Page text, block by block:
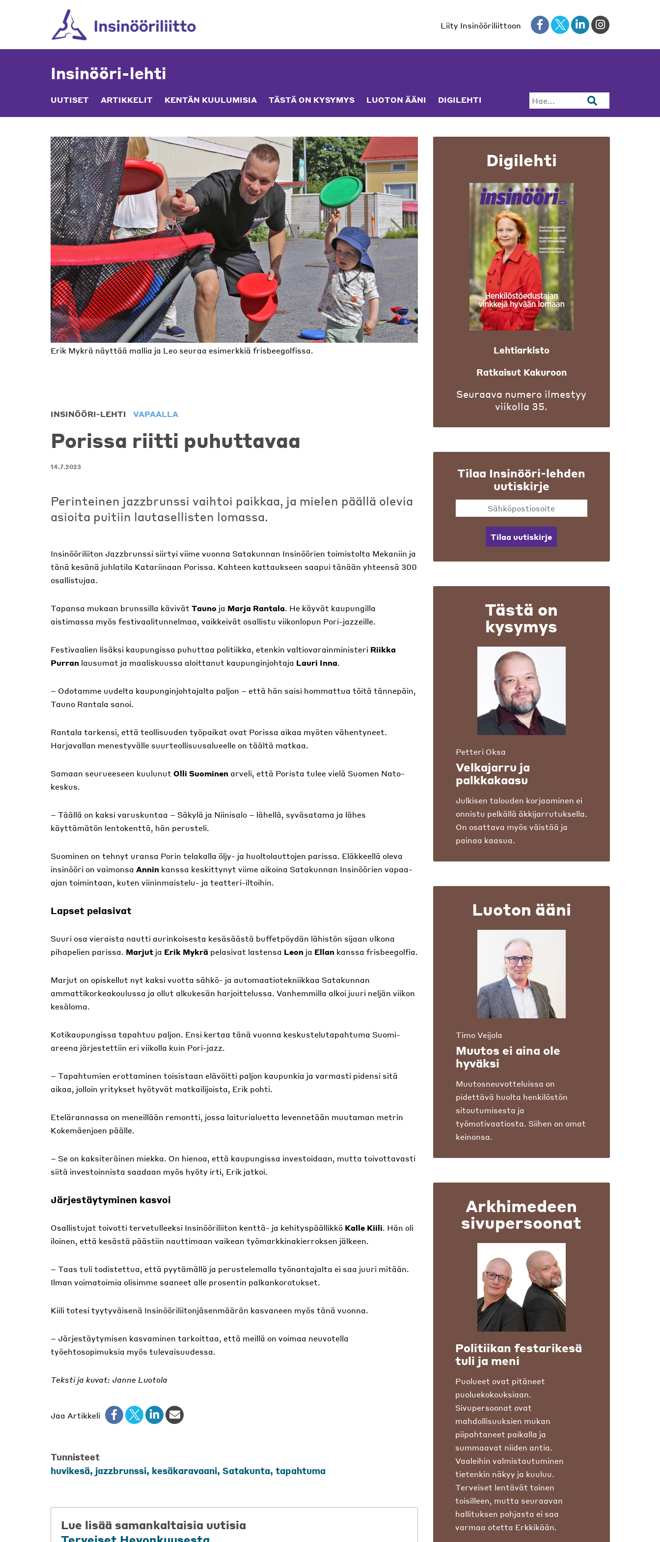
Liity Insinööriliittoon
Insinööri-lehti
UUTISET ARTIKKELIT KENTÄN KUULUMISIA TÄSTÄ ON KYSYMYS LUOTON ÄÄNI DIGILEHTI Hae...
Erik Mykrä näyttää mallia ja Leo seuraa esimerkkiä frisbeegolfissa.
Marja ja Tauno Rantala ovat kokeneita jazzbrunssaajia.
Olli ja Anni Suominen nauttivat Porin tapahtumahumusta.
Kalle Kiili kiitteli järjestäytymisasteen kasvusta.
INSINÖÖRI-LEHTI VAPAALLA
Porissa riitti puhuttavaa
14.7.2023
Perinteinen jazzbrunssi vaihtoi paikkaa, ja mielen päällä olevia
asioita puitiin lautasellisten lomassa.
Insinööriliiton Jazzbrunssi siirtyi viime vuonna Satakunnan Insinöörien toimistolta Mekaniin ja
tänä kesänä juhlatila Katariinaan Porissa. Kahteen kattaukseen saapui tänään yhteensä 300
osallistujaa.
Tapansa mukaan brunssilla kävivät Tauno ja Marja Rantala. He käyvät kaupungilla
aistimassa myös festivaalitunnelmaa, vaikkeivät osallistu viikonlopun Pori-jazzeille.
Festivaalien lisäksi kaupungissa puhuttaa politiikka, etenkin valtiovarainministeri Riikka
Purran lausumat ja maaliskuussa aloittanut kaupunginjohtaja Lauri Inna.
– Odotamme uudelta kaupunginjohtajalta paljon – että hän saisi hommattua töitä tännepäin,
Tauno Rantala sanoi.
Rantala tarkensi, että teollisuuden työpaikat ovat Porissa aikaa myöten vähentyneet.
Harjavallan menestyvälle suurteollisuusalueelle on täältä matkaa.
Samaan seurueeseen kuulunut Olli Suominen arveli, että Porista tulee vielä Suomen Nato-
keskus.
– Täällä on kaksi varuskuntaa – Säkylä ja Niinisalo – lähellä, syväsatama ja lähes
käyttämätön lentokenttä, hän perusteli.
Suominen on tehnyt uransa Porin telakalla öljy- ja huoltolauttojen parissa. Eläkkeellä oleva
insinööri on vaimonsa Annin kanssa keskittynyt viime aikoina Satakunnan Insinöörien vapaa-
ajan toimintaan, kuten viininmaistelu- ja teatteri-iltoihin.
Lapset pelasivat
Suuri osa vieraista nautti aurinkoisesta kesäsäästä buffetpöydän lähistön sijaan ulkona
pihapelien parissa. Marjut ja Erik Mykrä pelasivat lastensa Leon ja Ellan kanssa frisbeegolfia.
Marjut on opiskellut nyt kaksi vuotta sähkö- ja automaatiotekniikkaa Satakunnan
ammattikorkeakoulussa ja ollut alkukesän harjoittelussa. Vanhemmilla alkoi juuri neljän viikon
kesäloma.
Kotikaupungissa tapahtuu paljon. Ensi kertaa tänä vuonna keskustelutapahtuma Suomi-
areena järjestettiin eri viikolla kuin Pori-jazz.
– Tapahtumien erottaminen toisistaan elävöitti paljon kaupunkia ja varmasti pidensi sitä
aikaa, jolloin yritykset hyötyvät matkailijoista, Erik pohti.
Etelärannassa on meneillään remontti, jossa laiturialuetta levennetään muutaman metrin
Kokemäenjoen päälle.
– Se on kaksiteräinen miekka. On hienoa, että kaupungissa investoidaan, mutta toivottavasti
siitä investoinnista saadaan myös hyöty irti, Erik jatkoi.
Järjestäytyminen kasvoi
Osallistujat toivotti tervetulleeksi Insinööriliiton kenttä- ja kehityspäällikkö Kalle Kiili. Hän oli
iloinen, että kesästä päästiin nauttimaan vaikean työmarkkinakierroksen jälkeen.
– Taas tuli todistettua, että pyytämällä ja perustelemalla työnantajalta ei saa juuri mitään.
Ilman voimatoimia olisimme saaneet alle prosentin palkankorotukset.
Kiili totesi tyytyväisenä Insinööriliitonjäsenmäärän kasvaneen myös tänä vuonna.
– Järjestäytymisen kasvaminen tarkoittaa, että meillä on voimaa neuvotella
työehtosopimuksia myös tulevaisuudessa.
Teksti ja kuvat: Janne Luotola
Jaa Artikkeli
Tunnisteet
huvikesä, jazzbrunssi, kesäkaravaani, Satakunta, tapahtuma
Lue lisää samankaltaisia uutisia
Digilehti
Lehtiarkisto
Ratkaisut Kakuroon
Seuraava numero ilmestyy
viikolla 35.
Tilaa Insinööri-lehden
uutiskirje
Tilaa uutiskirje
Tästä on
kysymys
Petteri Oksa
Velkajarru ja
palkkakaasu
Julkisen talouden korjaaminen ei
onnistu pelkällä äkkijarrutuksella.
On osattava myös väistää ja
painaa kaasua.
Luoton ääni
Timo Veijola
Muutos ei aina ole
hyväksi
Muutosneuvotteluissa on
pidettävä huolta henkilöstön
sitoutumisesta ja
työmotivaatiosta. Siihen on omat
keinonsa.
Arkhimedeen
sivupersoonat
Politiikan festarikesä
tuli ja meni
Puolueet ovat pitäneet
puoluekokouksiaan.
Sivupersoonat ovat
mahdollisuuksien mukan
piipahtaneet paikalla ja
summaavat niiden antia.
Vaaleihin valmistautuminen
tietenkin näkyy ja kuuluu.
Terveiset lentävät toinen
toisilleen, mutta seuraavan
hallituksen pohjasta ei saa
varmaa otetta Erkkikään.